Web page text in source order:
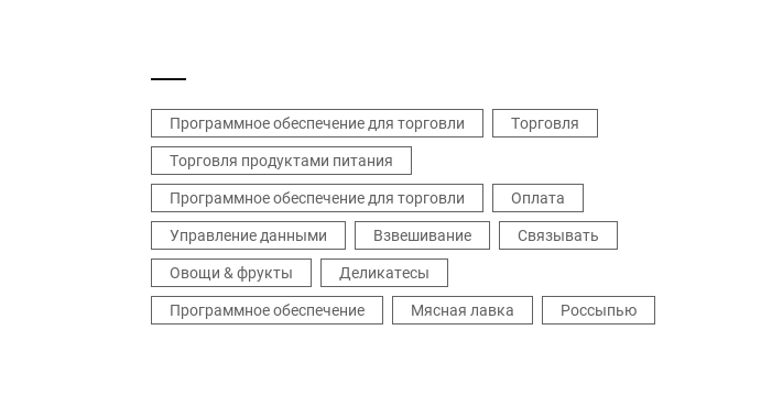
Программное обеспечение для торговли
Торговля
Торговля продуктами питания
Программное обеспечение для торговли
Оплата
Управление данными
Взвешивание
Связывать
Овощи & фрукты
Деликатесы
Программное обеспечение
Мясная лавка Россыпью